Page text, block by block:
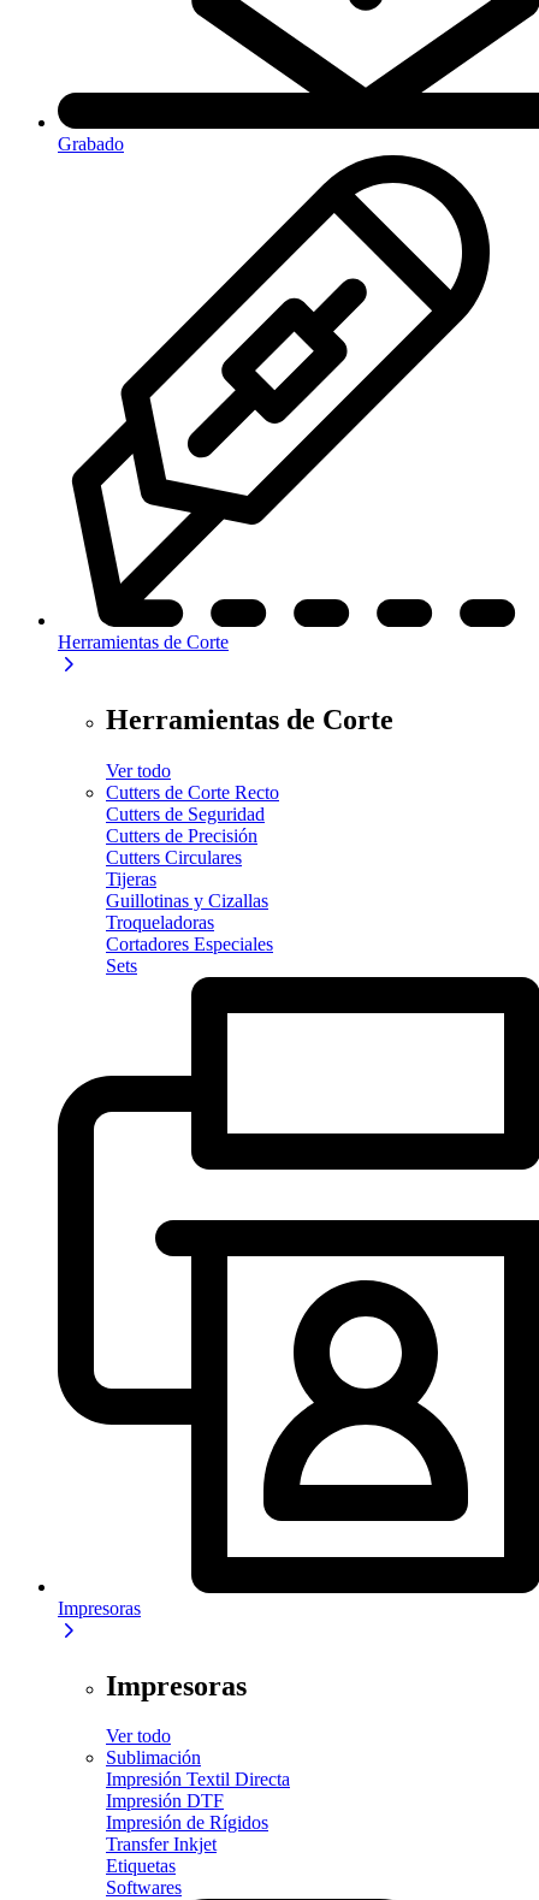
Grabado
Herramientas de Corte
Herramientas de Corte
Ver todo
Cutters de Corte Recto
Cutters de Seguridad
Cutters de Precisión
Cutters Circulares
Tijeras
Guillotinas y Cizallas
Troqueladoras
Cortadores Especiales
Sets
Impresoras
Impresoras
Ver todo
Sublimación
Impresión Textil Directa
Impresión DTF
Impresión de Rígidos
Transfer Inkjet
Etiquetas
Softwares